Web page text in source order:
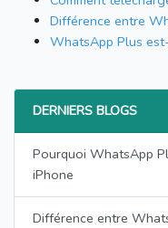
Différence entre
WhatsApp Plus
DERNIERS BLOGS
Pourquoi WhatsApp
iPhone
Différence entre